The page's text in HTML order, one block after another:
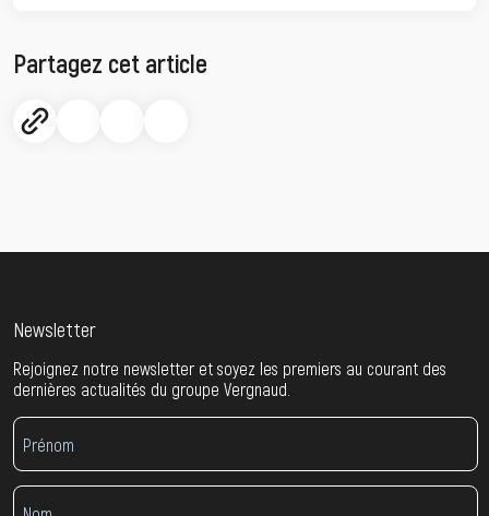
Partagez cet article
Newsletter
Rejoignez notre newsletter et soyez les premiers au courant des
dernières actualités du groupe Vergnaud.